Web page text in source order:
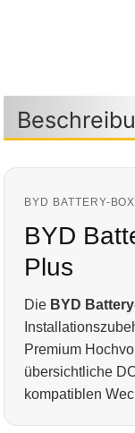
BYD BATTERY-
BYD
Plus
Die BYD
Premium
übersichtliche
kompatiblen